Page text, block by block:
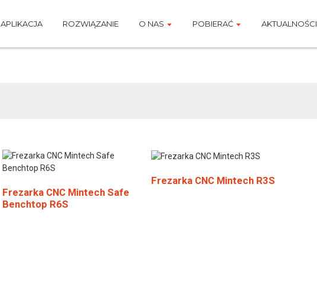
APLIKACJA ROZWIĄZANIE O NAS POBIERAĆ AKTUALNOŚCI
Seria R
Frezarka CNC Mintech Safe
Benchtop R6S
Frezarka CNC Mintech R3S